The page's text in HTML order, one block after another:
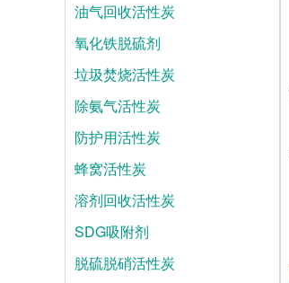
油气回收活性炭
氧化铁脱硫剂
垃圾焚烧活性炭
除氨气活性炭
防护用活性炭
蜂窝活性炭
溶剂回收活性炭
SDG吸附剂
脱硫脱硝活性炭